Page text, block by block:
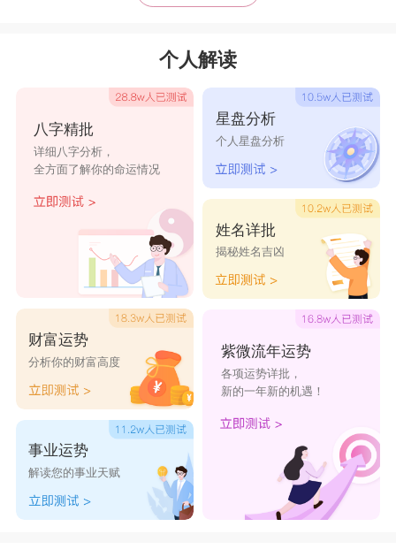
弦，卽今时弓?是也。又《仪礼·士虞礼》：佐食无
也。《礼·学记》：不学博依，不能安诗。疏：谓
依倚譬喻也。又《韵补》叶乌皆切。音挨。曹植
诗：愿为西南风，长逝入君怀。君怀良不开，贱妾
当何依。又白居易诗：坐依桃叶妓。自注：依，乌
皆反。
带依的洋气的女孩名字大全
中依 芝依 仟依
依洁 艺依 柯依
孟依 鸿依 新依 依竹
依尔 依玛 依檬
澜依 娜依 朵依 柏依
诗依 采依 禅依
个人解读
八字精批
详细八字分析，
全方面了解你的命运情况
财富运势
分析你的财富高度
事业运势
解读您的事业天赋
星盘分析
个人星盘分析
姓名详批
揭秘姓名吉凶
紫微流年运势
各项运势详批，
新的一年新的机遇！